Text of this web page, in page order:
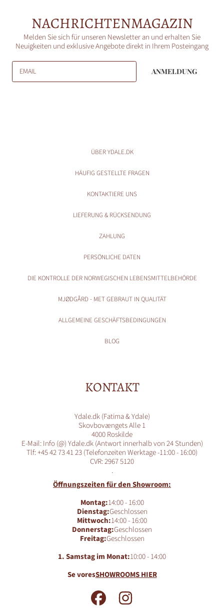
NACHRICHTENMAGAZIN
Melden Sie sich für unseren Newsletter an und erhalten Sie
Neuigkeiten und exklusive Angebote direkt in Ihrem Posteingang
EMAIL ANMELDUNG
ÜBER YDALE.DK
HÄUFIG GESTELLTE FRAGEN
KONTAKTIERE UNS
LIEFERUNG & RÜCKSENDUNG
ZAHLUNG
PERSÖNLICHE DATEN
DIE KONTROLLE DER NORWEGISCHEN LEBENSMITTELBEHÖRDE
MJØDGÅRD - MET GEBRAUT IN QUALITÄT
ALLGEMEINE GESCHÄFTSBEDINGUNGEN
BLOG
KONTAKT
Ydale.dk (Fatima & Ydale)
Skovbovængets Alle 1
4000 Roskilde
E-Mail: Info (@) Ydale.dk (Antwort innerhalb von 24 Stunden)
Tlf: +45 42 73 41 23 (Telefonzeiten Werktage -11:00 - 16:00)
CVR: 2967 5120
.
Öffnungszeiten für den Showroom:
Montag:14:00 - 16:00
Dienstag:Geschlossen
Mittwoch:14:00 - 16:00
Donnerstag:Geschlossen
Freitag:Geschlossen
1. Samstag im Monat:10:00 - 14:00
Se voresSHOWROOMS HIER
FACEBOOK